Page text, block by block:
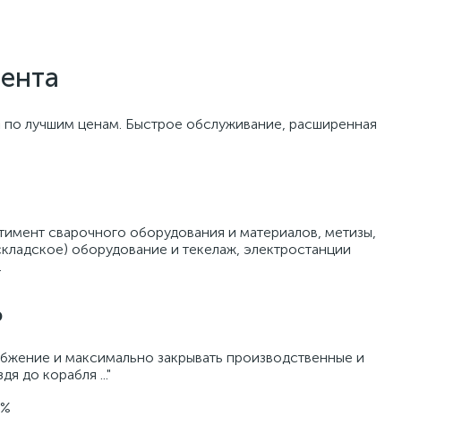
лучшим ценам. Быстрое обслуживание, расширенная
сварочного оборудования и материалов, метизы,
оборудование и текелаж, электростанции
и максимально закрывать производственные и
до корабля ..."